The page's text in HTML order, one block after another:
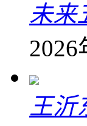
未来
2026
王沂